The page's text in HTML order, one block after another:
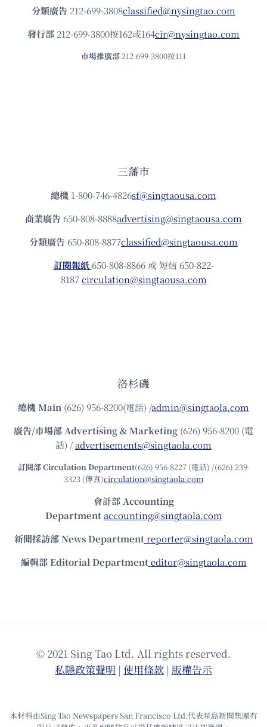
分類廣告 212-699-3808classified@nysingtao.com
發⾏部 212-699-3800按162或164cir@nysingtao.com
市場推廣部 212-699-3800按111
三藩市
總機 1-800-746-4826sf@singtaousa.com
商業廣告 650-808-8888advertising@singtaousa.com
分類廣告 650-808-8877classified@singtaousa.com
訂閱報紙 650-808-8866 或 短信 650-822-
8187circulation@singtaousa.com
洛杉磯
總機Main (626) 956-8200(電話) /admin@singtaola.com
廣告/市場部Advertising & Marketing (626) 956-8200 (電
話) /advertisements@singtaola.com
訂閱部 Circulation Department(626) 956-8227 (電話) /(626) 239-
3323 (傳真)circulation@singtaola.com
會計部 Accounting
Department accounting@singtaola.com
新聞採訪部 News Department reporter@singtaola.com
編輯部 Editorial Department editor@singtaola.com
© 2021 Sing Tao Ltd. All rights reserved.
私隱政策聲明 | 使⽤條款 | 版權告⽰
本材料由Sing Tao Newspapers San Francisco Ltd.代表星島新聞集團有